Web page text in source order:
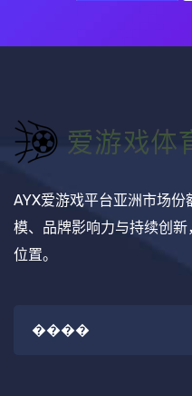
AYX爱游戏平台亚洲市场
模、品牌影响力与持续创
位置。